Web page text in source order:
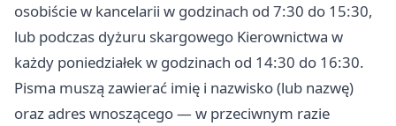
osobiście w kancelarii w godzinach od 7:30 do 15:30,
lub podczas dyżuru skargowego Kierownictwa w
każdy poniedziałek w godzinach od 14:30 do 16:30.
Pisma muszą zawierać imię i nazwisko (lub nazwę)
oraz adres wnoszącego — w przeciwnym razie